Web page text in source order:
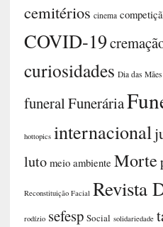
cemitérios cinema
COVID-19
curiosidades Dia das Mães
funeralFunerária
hottopics internacional
luto meio ambiente Morte
Reconstituição Facial Revista
rodízio sefesp Social solidariedade